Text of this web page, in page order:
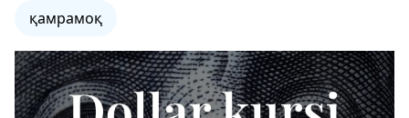
қамрамоқ